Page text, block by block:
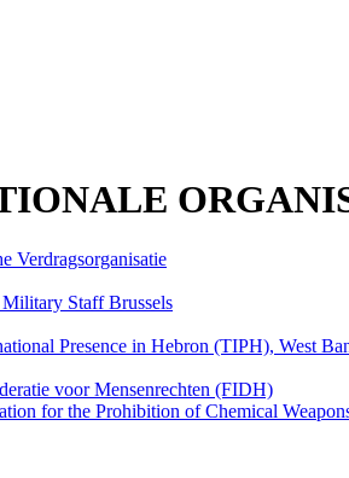
Verdragsorganisatie
Staff Brussels
Presence in Hebron (TIPH), West
voor Mensenrechten (FIDH)
for the Prohibition of Chemical